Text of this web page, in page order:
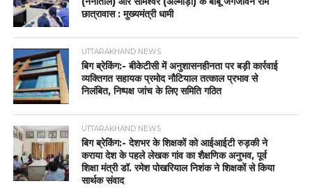
छात्रावास : मुख्यमंत्री धामी
UTTARAKHAND NEWS
बिग ब्रेकिंग:- बीकेटीसी में अनुशासनहीनता पर बड़ी कार्रवाई
व्यक्तिगत सहायक प्रमोद नौटियाल तत्काल प्रभाव से
निलंबित, निष्पक्ष जांच के लिए समिति गठित
UTTARAKHAND NEWS
बिग ब्रेकिंग:- देशभर के शिक्षकों को आईआईटी रुड़की ने
कराया देश के पहले लेखक गांव का शैक्षणिक अनुभव, पूर्व
शिक्षा मंत्री डॉ. रमेश पोखरियाल निशंक ने शिक्षकों से किया
सार्थक संवाद